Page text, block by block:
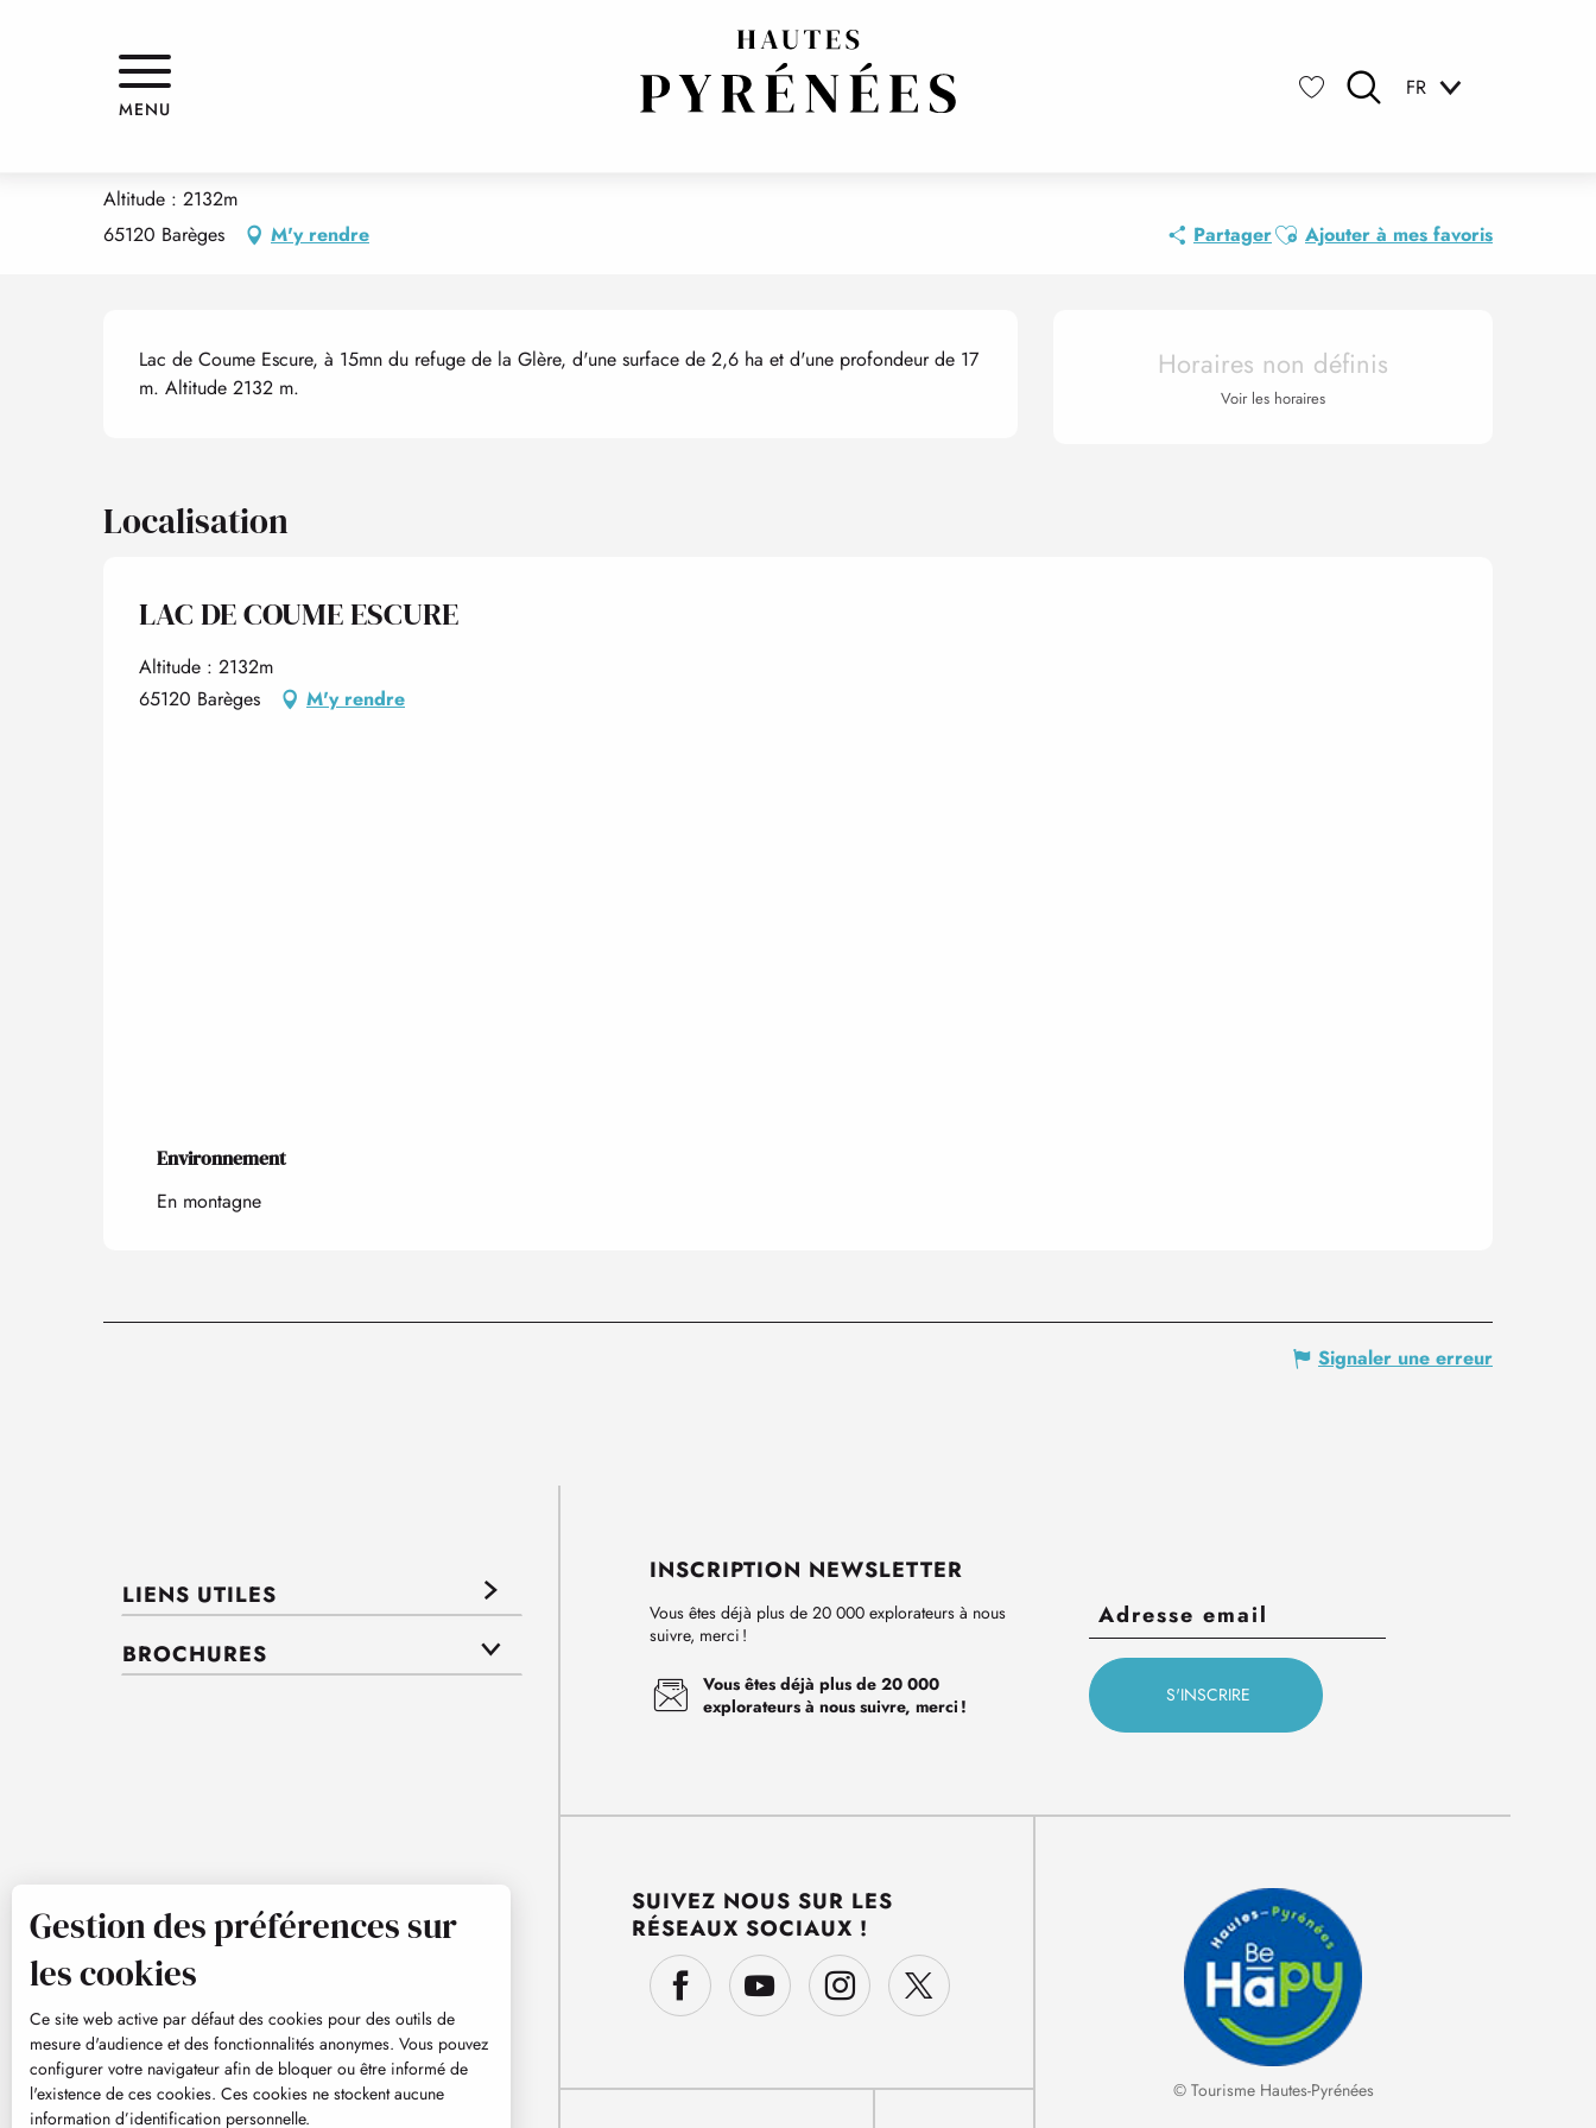
FR
MENU
LAC DE COUME ESCURE
Altitude : 2132m
65120 Barèges
M'y rendre PartagerAjouter aux favoris
Ajouter à mes favoris
Ouverture et
Horaires non définis
Voir les horaires
Description
Lac de Coume Escure, à 15mn du refuge de la Glère, d'une surface de 2,6 ha et d'une profondeur de 17
m. Altitude 2132 m.
Localisation
LAC DE COUME ESCURE
Altitude : 2132m
65120 Barèges
M'y rendre
Environnement
Environnement
En montagne
Signaler une erreur
LIENS UTILES
BROCHURES
INSCRIPTION NEWSLETTER
Vous êtes déjà plus de 20 000 explorateurs à nous
suivre, merci !
Vous êtes déjà plus de 20 000
explorateurs à nous suivre, merci !
SUIVEZ NOUS SUR LES
RÉSEAUX SOCIAUX !
© Tourisme Hautes-Pyrénées
Gestion des préférences sur
les cookies
Ce site web active par défaut des cookies pour des outils de
mesure d'audience et des fonctionnalités anonymes. Vous pouvez
configurer votre navigateur afin de bloquer ou être informé de
l'existence de ces cookies. Ces cookies ne stockent aucune
information d’identification personnelle.